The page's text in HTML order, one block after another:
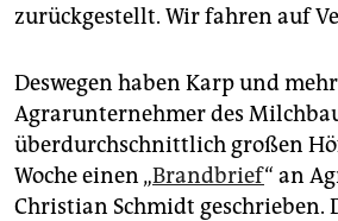
zurückgestellt. Wir fahren auf
Deswegen haben Karp und
Agrarunternehmer des
überdurchschnittlich großen
Woche einen „Brandbrief“ an
Christian Schmidt geschrieben.